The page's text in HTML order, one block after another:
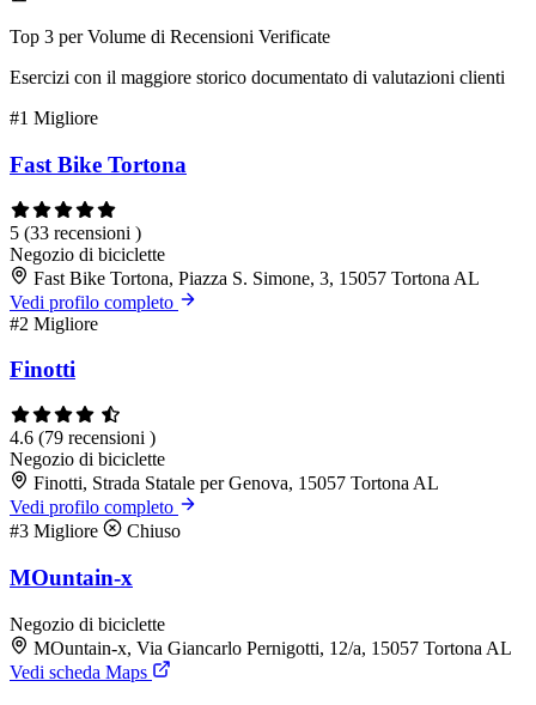
Top 3 per Volume di Recensioni Verificate
Esercizi con il maggiore storico documentato di valutazioni clienti
#1 Migliore
Fast Bike Tortona
5 (33 recensioni )
Negozio di biciclette
Fast Bike Tortona, Piazza S. Simone, 3, 15057 Tortona AL
Vedi profilo completo
#2 Migliore
Finotti
4.6 (79 recensioni )
Negozio di biciclette
Finotti, Strada Statale per Genova, 15057 Tortona AL
Vedi profilo completo
#3 Migliore Chiuso
MOuntain-x
Negozio di biciclette
MOuntain-x, Via Giancarlo Pernigotti, 12/a, 15057 Tortona AL
Vedi scheda Maps